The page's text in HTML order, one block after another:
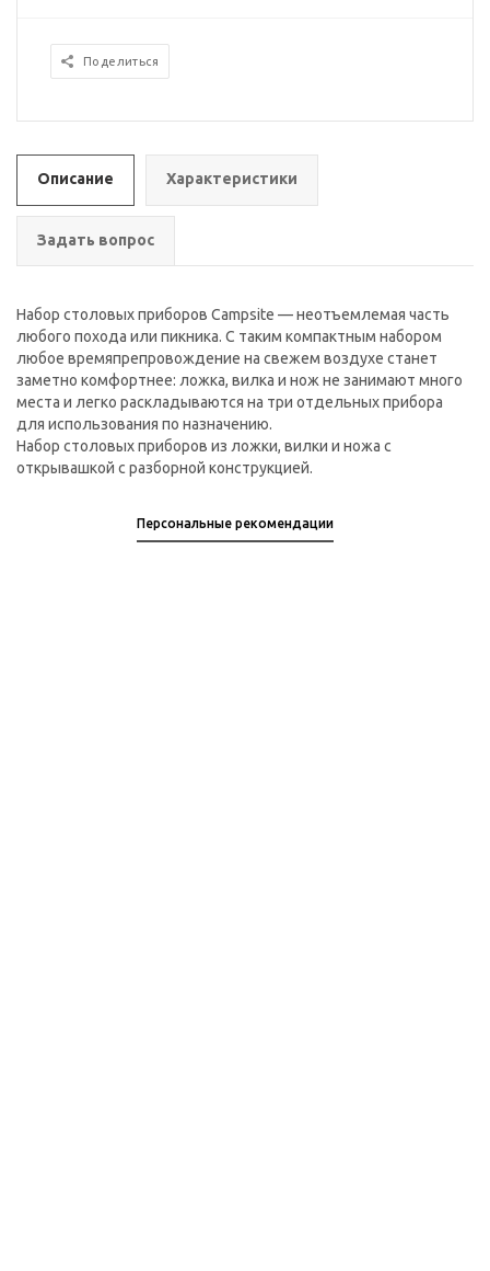
Поделиться
Описание Характеристики
Задать вопрос
Набор столовых приборов Campsite — неотъемлемая часть
любого похода или пикника. С таким компактным набором
любое времяпрепровождение на свежем воздухе станет
заметно комфортнее: ложка, вилка и нож не занимают много
места и легко раскладываются на три отдельных прибора
для использования по назначению.
Набор столовых приборов из ложки, вилки и ножа с
открывашкой с разборной конструкцией.
Персональные рекомендации